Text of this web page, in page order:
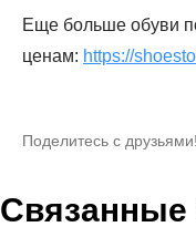
Еще больше обуви
ценам: https://
Поделитесь с друзьями!
Связанные